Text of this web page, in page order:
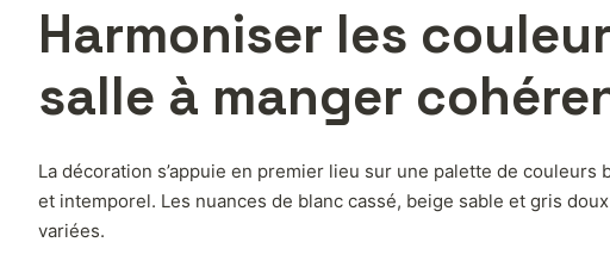
Harmoniser les
salle à manger
La décoration s’appuie en premier lieu sur une palette de
et intemporel. Les nuances de blanc cassé, beige sable et gris
variées.